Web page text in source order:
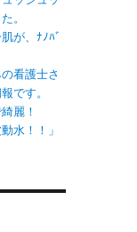
。
が、ﾅﾉﾊﾞ
看護士さ
です。
麗！
水！！」